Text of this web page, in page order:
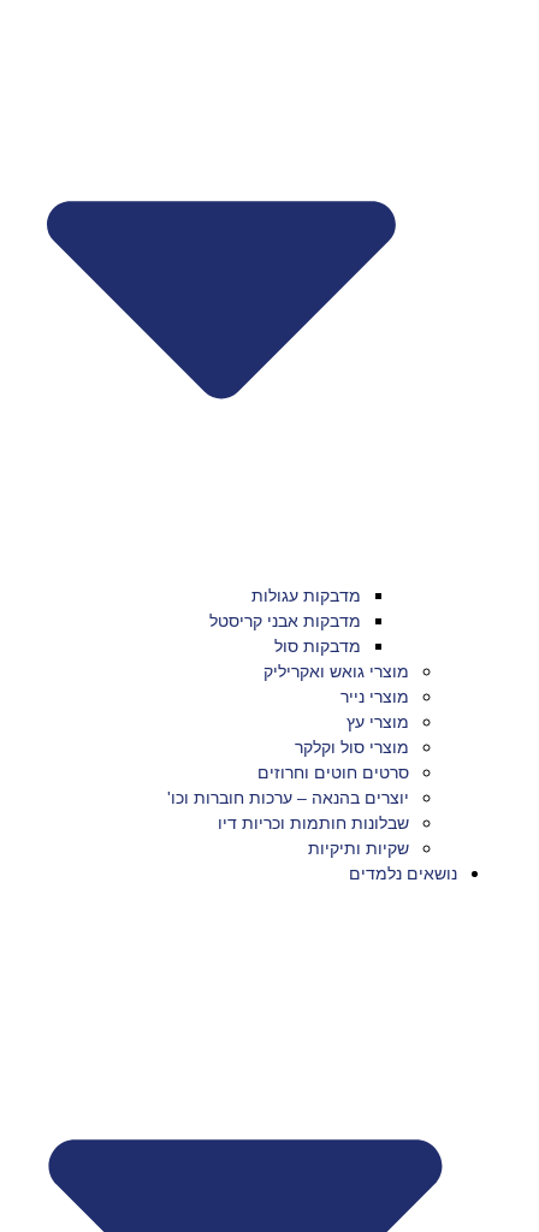
מדבקות עגולות
מדבקות אבני קריסטל
מדבקות סול
מוצרי גואש ואקריליק
מוצרי נייר
מוצרי עץ
מוצרי סול וקלקר
סרטים חוטים וחרוזים
יוצרים בהנאה – ערכות חוברות וכו'
שבלונות חותמות וכריות דיו
שקיות ותיקיות
נושאים נלמדים